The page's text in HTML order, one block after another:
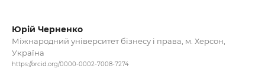
Юрій Черненко
Міжнародний університет бізнесу і права, м. Херсон,
Україна
https://orcid.org/0000-0002-7008-7274